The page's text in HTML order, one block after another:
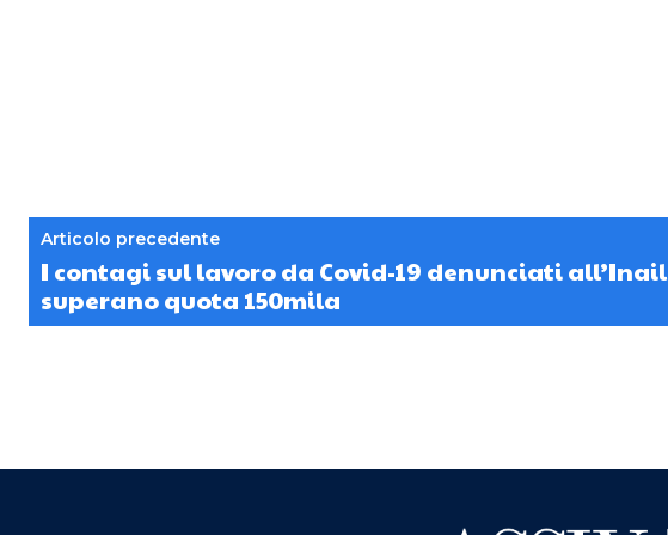
Articolo precedente
I contagi sul lavoro da Covid-19 denunciati all’Inail
superano quota 150mila